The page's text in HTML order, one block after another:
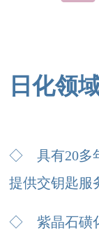
日化领
◇ 具有20多
提供交钥匙服
◇ 紫晶石磺